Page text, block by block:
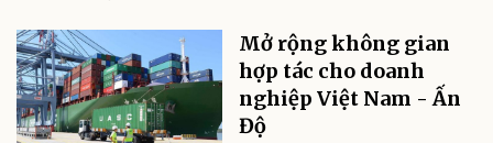
Mở rộng không gian
hợp tác cho doanh
nghiệp Việt Nam - Ấn
Độ